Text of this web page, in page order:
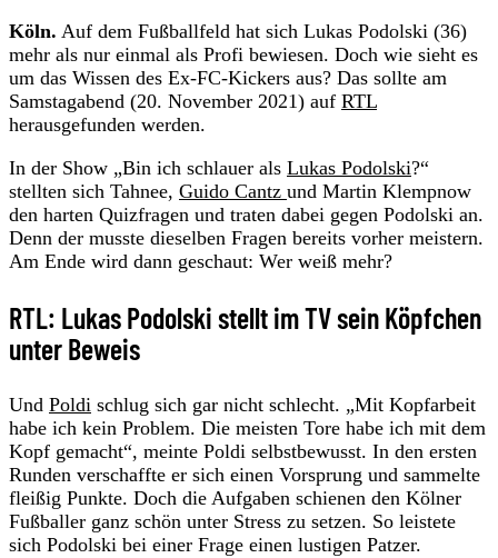
Köln. Auf dem Fußballfeld hat sich Lukas Podolski (36)
mehr als nur einmal als Profi bewiesen. Doch wie sieht es
um das Wissen des Ex-FC-Kickers aus? Das sollte am
Samstagabend (20. November 2021) auf RTL
herausgefunden werden.
In der Show „Bin ich schlauer als Lukas Podolski?“
stellten sich Tahnee, Guido Cantz und Martin Klempnow
den harten Quizfragen und traten dabei gegen Podolski an.
Denn der musste dieselben Fragen bereits vorher meistern.
Am Ende wird dann geschaut: Wer weiß mehr?
RTL: Lukas Podolski stellt im TV sein Köpfchen
unter Beweis
Und Poldi schlug sich gar nicht schlecht. „Mit Kopfarbeit
habe ich kein Problem. Die meisten Tore habe ich mit dem
Kopf gemacht“, meinte Poldi selbstbewusst. In den ersten
Runden verschaffte er sich einen Vorsprung und sammelte
fleißig Punkte. Doch die Aufgaben schienen den Kölner
Fußballer ganz schön unter Stress zu setzen. So leistete
sich Podolski bei einer Frage einen lustigen Patzer.